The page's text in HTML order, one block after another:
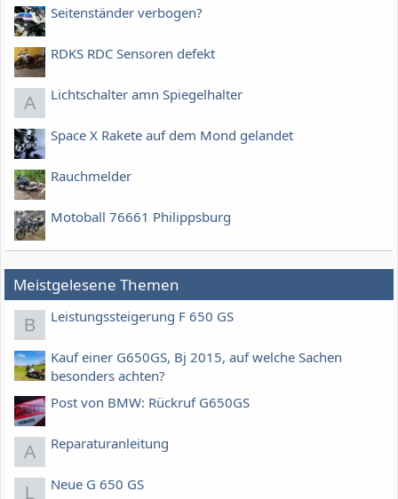
Seitenständer verbogen?
RDKS RDC Sensoren defekt
A Lichtschalter amn Spiegelhalter
Space X Rakete auf dem Mond gelandet
Rauchmelder
Motoball 76661 Philippsburg
Meistgelesene Themen
B Leistungssteigerung F 650 GS
Kauf einer G650GS, Bj 2015, auf welche Sachen
besonders achten?
Post von BMW: Rückruf G650GS
A Reparaturanleitung
L Neue G 650 GS